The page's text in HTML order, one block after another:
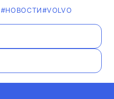
#НОВОСТИ#VOLVO